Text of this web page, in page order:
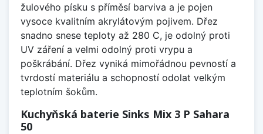
žulového písku s příměsí barviva a je pojen
vysoce kvalitním akrylátovým pojivem. Dřez
snadno snese teploty až 280 C, je odolný proti
UV záření a velmi odolný proti vrypu a
poškrábání. Dřez vyniká mimořádnou pevností a
tvrdostí materiálu a schopností odolat velkým
teplotním šokům.
Kuchyňská baterie Sinks Mix 3 P Sahara
50